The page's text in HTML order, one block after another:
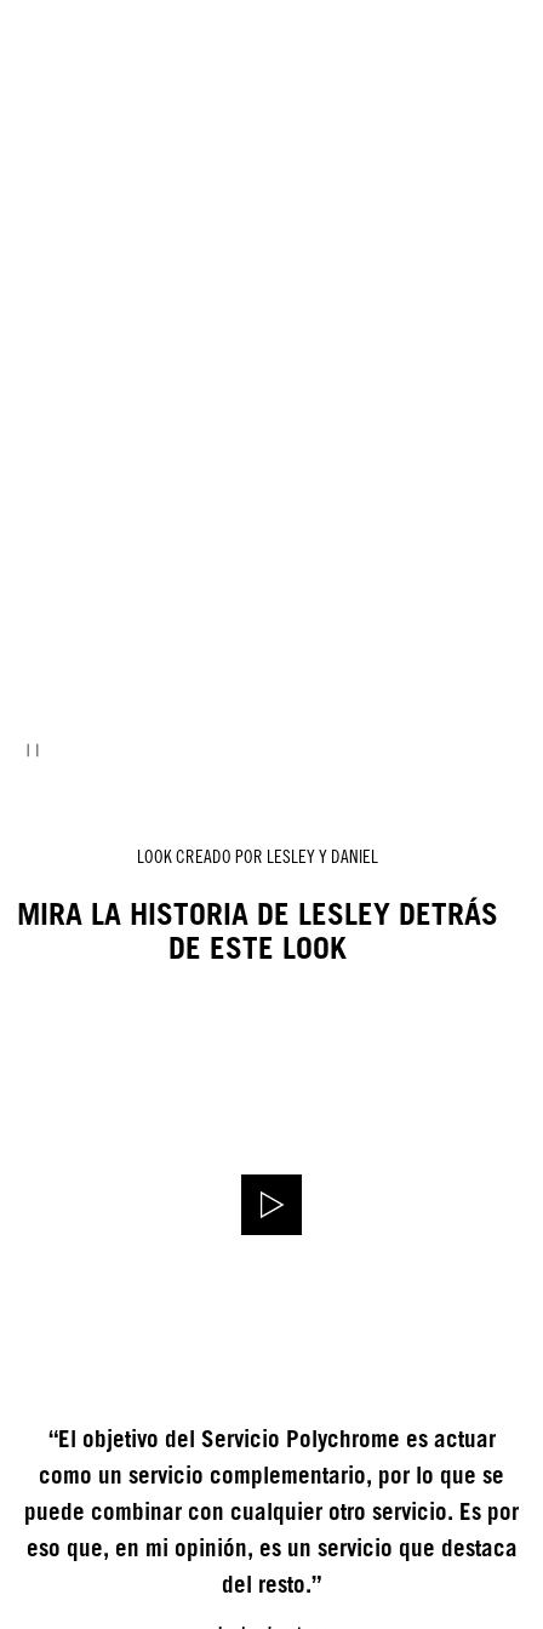
LOOK CREADO POR LESLEY Y DANIEL
MIRA LA HISTORIA DE LESLEY DETRÁS
DE ESTE LOOK
“El objetivo del Servicio Polychrome es actuar
como un servicio complementario, por lo que se
puede combinar con cualquier otro servicio. Es por
eso que, en mi opinión, es un servicio que destaca
del resto.”